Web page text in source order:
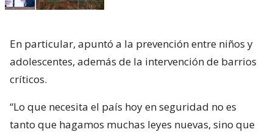
En particular, apuntó a la prevención entre niños y
adolescentes, además de la intervención de barrios
críticos.
“Lo que necesita el país hoy en seguridad no es
tanto que hagamos muchas leyes nuevas, sino que